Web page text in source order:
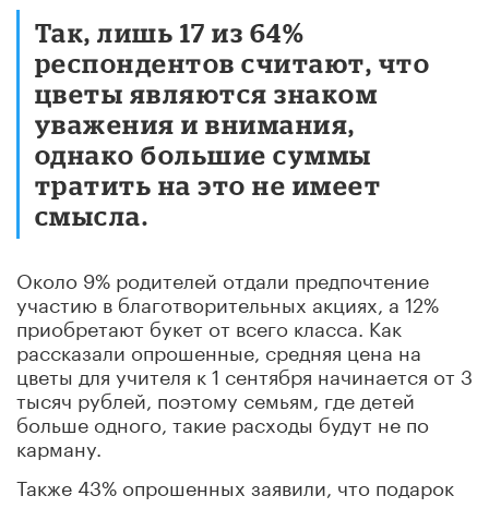
Так, лишь 17 из 64%
респондентов считают, что
цветы являются знаком
уважения и внимания,
однако большие суммы
тратить на это не имеет
смысла.
Около 9% родителей отдали предпочтение
участию в благотворительных акциях, а 12%
приобретают букет от всего класса. Как
рассказали опрошенные, средняя цена на
цветы для учителя к 1 сентября начинается от 3
тысяч рублей, поэтому семьям, где детей
больше одного, такие расходы будут не по
карману.
Также 43% опрошенных заявили, что подарок